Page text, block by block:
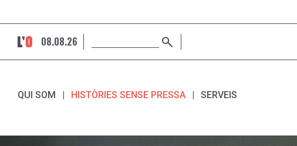
08.08.26
QUI SOM HISTÒRIES SENSE PRESSA SERVEIS